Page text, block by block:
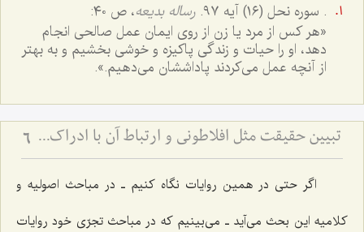
. سوره نحل (١٦) آیه ٩٧. رساله بدیعه، ص ٤٠:
«هر کس از مرد یا زن از روی ایمان عمل صالحی انجام
دهد، او را حیات و زندگی پاکیزه و خوشی بخشیم و به بهتر
از آنچه عمل می‌کردند پاداششان می‌دهیم.».
تبیین حقیقت مثل افلاطونی و ارتباط آن با ادراک - نقش تصرفات مثال در تحقق حقایق و افعال انسانی 6
اگر حتى در همین روایات نگاه کنیم ـ در مباحث اصولیه و
کلامیه این بحث مى‌آید ـ مى‌بینیم که در مباحث تجرّى خود روایات